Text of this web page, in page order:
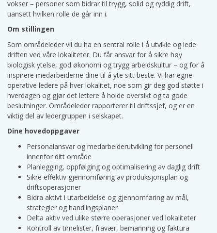
vokser – personer som bidrar til trygg, solid og ryddig drift,
uansett hvilken rolle de går inn i.
Om stillingen
Som områdeleder vil du ha en sentral rolle i å utvikle og lede
driften ved våre lokaliteter. Du får ansvar for å sikre høy
biologisk ytelse, god økonomi og trygg arbeidskultur – og for å
inspirere medarbeiderne dine til å yte sitt beste. Vi har egne
operative ledere på hver lokalitet, noe som gir deg god støtte i
hverdagen og gjør det lettere å holde oversikt og ta gode
beslutninger. Områdeleder rapporterer til driftssjef, og er en
viktig del av ledergruppen i selskapet.
Dine hovedoppgaver
Personalansvar og medarbeiderutvikling for personell
innenfor ditt område
Planlegging, oppfølging og optimalisering av daglig drift
Sikre effektiv gjennomføring av produksjonsplan og
driftsoperasjoner
Bidra aktivt i utarbeidelse og gjennomføring av mål,
strategier og handlingsplaner
Delta aktiv ved ulike større operasjoner ved lokaliteter
Kontroll av timelister, fravær, bemanning og faktura